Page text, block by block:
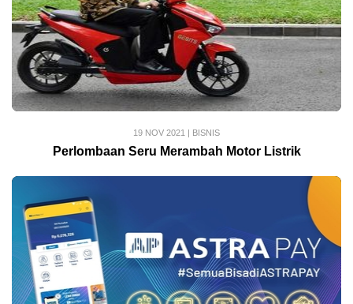
19 NOV 2021 | BISNIS
Perlombaan Seru Merambah Motor Listrik